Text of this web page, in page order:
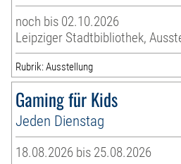
noch bis 02.10.2026
Leipziger Stadtbibliothek,
Rubrik: Ausstellung
Gaming für Kids
Jeden Dienstag
18.08.2026 bis 25.08.2026